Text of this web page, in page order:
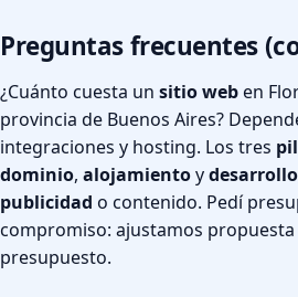
Preguntas frecuentes
¿Cuánto cuesta un sitio weben
provincia de Buenos Aires?
integraciones y hosting. Los tres
dominio, alojamientoydesarrollo
publicidad o contenido. Pedí
compromiso: ajustamos
presupuesto.